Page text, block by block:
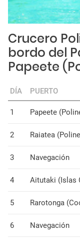
Crucero
bordo del
Papeete
DÍA PUERTO
1 Papeete
2 Raiatea
3 Navegación
4 Aitutaki (Islas
5 Rarotonga
6 Navegación